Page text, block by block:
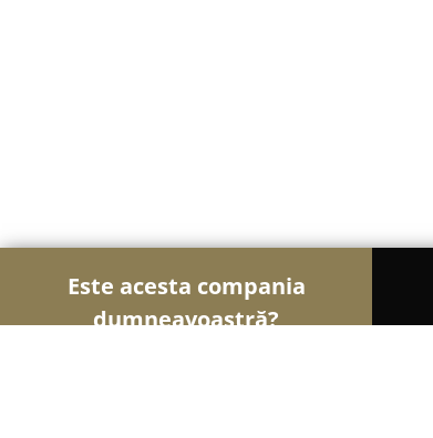
Este acesta compania
dumneavoastră?